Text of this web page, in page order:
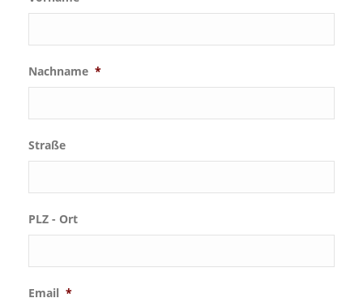
Nachname *
Straße
PLZ - Ort
Email *